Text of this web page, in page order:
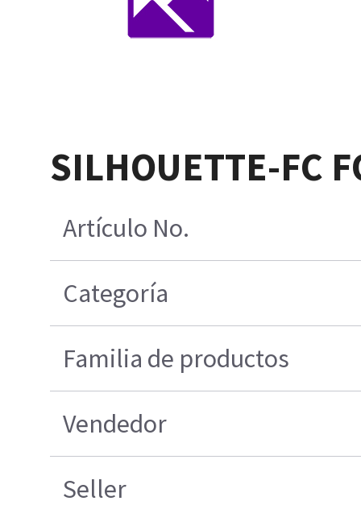
SILHOUETTE-FC
Artículo No.
Categoría
Familia de productos
Vendedor
Seller